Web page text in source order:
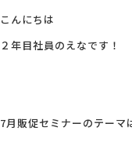
スタッフ紹介
こんにちは
２年目社員のえなです！
7月販促セミナーのテーマ